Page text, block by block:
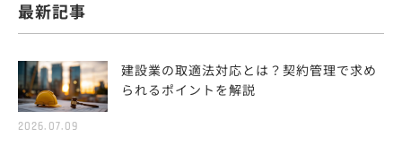
最新記事
2026.07.09
建設業の取適法対応とは？契約管理で求め
られるポイントを解説